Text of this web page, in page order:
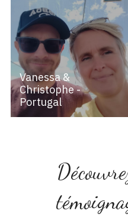
Vanessa &
Christophe -
Portugal